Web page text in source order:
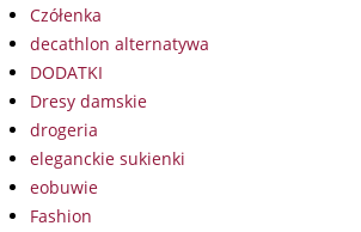
Czółenka
decathlon alternatywa
DODATKI
Dresy damskie
drogeria
eleganckie sukienki
eobuwie
Fashion